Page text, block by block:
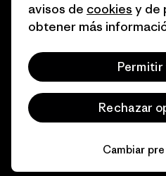
© 2026 Patagonia, Inc. Todos los
avisos de cookies y de
obtener más
Permitir
Rechazar
Cambiar